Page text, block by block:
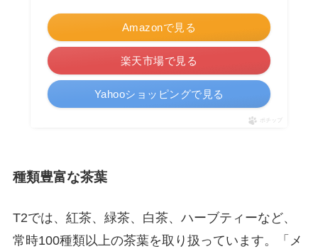
Amazonで見る
楽天市場で見る
Yahooショッピングで見る
ポチップ
種類豊富な茶葉
T2では、紅茶、緑茶、白茶、ハーブティーなど、
常時100種類以上の茶葉を取り扱っています。「メ